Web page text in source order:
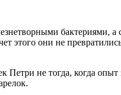
бактериями,
этого они не
не тогда, когда